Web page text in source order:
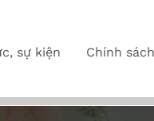
sự kiện Chính sách